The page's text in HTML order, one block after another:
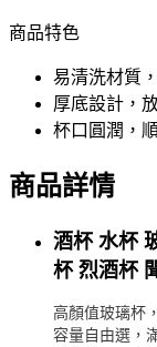
商品特色
易清洗材質
厚底設計，
杯口圓潤，
商品詳情
酒杯 水杯
杯 烈酒杯
高顏值玻璃杯
容量自由選，